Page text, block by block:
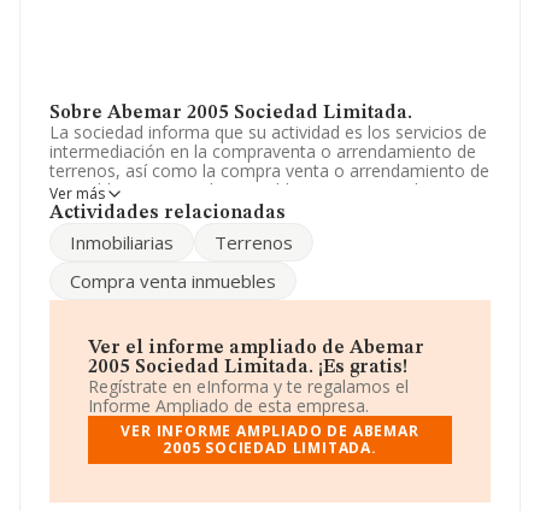
Sobre Abemar 2005 Sociedad Limitada.
La sociedad informa que su actividad es los servicios de
intermediación en la compraventa o arrendamiento de
terrenos, así como la compra venta o arrendamiento de
inmuebles o partes de inmuebles, no asumiendo riesgos
propios y operando por cuenta de terceros,. La
corresponde a 6820 con código 'Alquiler de bienes
importación y/o exportación.
Limitada , con CIF B26402255, tiene su domicilio social
establecido en Avenida Nuestra Señora De Valvanera
núm. 32 Bj, (26500), Calahorra, La Rioja.
En base a la información de la que dispone INFORMA
sobre 132.555 compañías, la facturación en el ámbito
nacional alcanza los 22.737 millones de euros y la media
alcanza los 171 mil euros. Respecto a la información de
Ver más
Actividades relacionadas
Inmobiliarias
Terrenos
Compra venta inmuebles
Ver el informe ampliado de Abemar
2005 Sociedad Limitada. ¡Es gratis!
Regístrate en eInforma y te regalamos el
Informe Ampliado de esta empresa.
VER INFORME AMPLIADO DE ABEMAR
2005 SOCIEDAD LIMITADA.